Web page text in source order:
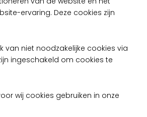
ervaring. Deze cookies zijn
van niet noodzakelijke cookies via
ingeschakeld om cookies te
wij cookies gebruiken in onze